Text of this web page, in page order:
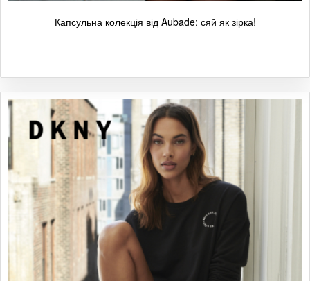
Капсульна колекція від Aubade: сяй як зірка!